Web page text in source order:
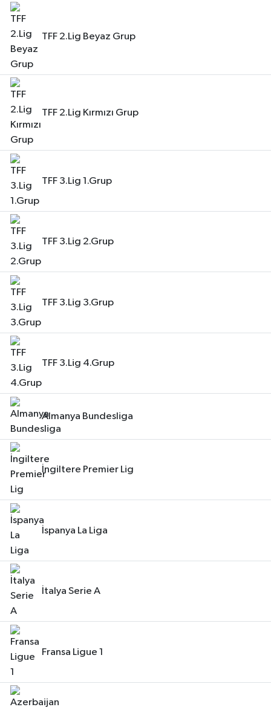
TFF 2.Lig Beyaz Grup
TFF 2.Lig Kırmızı Grup
TFF 3.Lig 1.Grup
TFF 3.Lig 2.Grup
TFF 3.Lig 3.Grup
TFF 3.Lig 4.Grup
Almanya Bundesliga
İngiltere Premier Lig
İspanya La Liga
İtalya Serie A
Fransa Ligue 1